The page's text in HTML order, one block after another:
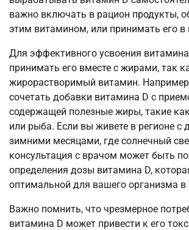
важно включать в рацион продукты,
этим витамином, или принимать его в
Для эффективного усвоения
принимать его вместе с жирами, так
жирорастворимый витамин.
сочетать добавки витамина D с
содержащей полезные жиры, такие
или рыба. Если вы живете в регионе с
зимними месяцами, где солнечный
консультация с врачом может быть
определения дозы витамина D,
оптимальной для вашего организма в
Важно помнить, что чрезмерное
витамина D может привести к его